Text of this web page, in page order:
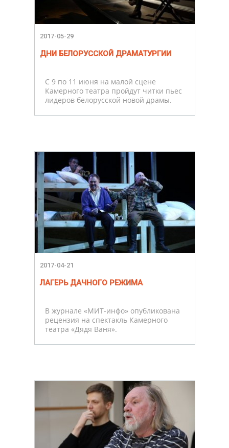
2017-05-29
ДНИ БЕЛОРУССКОЙ ДРАМАТУРГИИ
С 9 по 11 июня на малой сцене
Камерного театра пройдут читки пьес
лидеров белорусской новой драмы.
2017-04-21
ЛАГЕРЬ ДАЧНОГО РЕЖИМА
В журнале «МИТ-инфо» опубликована
рецензия на спектакль Камерного
театра «Дядя Ваня».